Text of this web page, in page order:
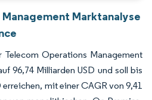
Marktanalyse
Telecom Operations Management
96,74 Milliarden USD und soll bis
erreichen, mit einer CAGR von 9,41